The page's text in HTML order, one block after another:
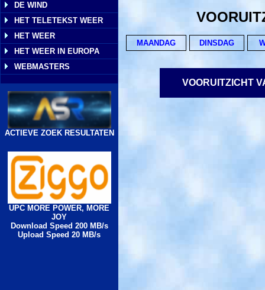
DE WIND
HET TELETEKST WEER
HET WEER
HET WEER IN EUROPA
WEBMASTERS
ACTIEVE ZOEK RESULTATEN
UPC MORE POWER, MORE
JOY
Download Speed 200 MB/s
Upload Speed 20 MB/s
MAANDAG DINSDAG
VOORUITZICHT